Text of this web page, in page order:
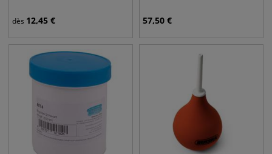
dès 12,45 € 57,50 €